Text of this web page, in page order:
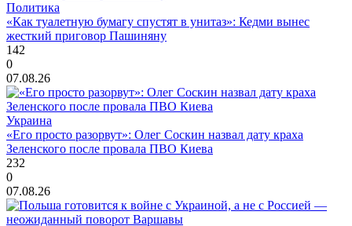
Политика
«Как туалетную бумагу спустят в унитаз»: Кедми вынес
жесткий приговор Пашиняну
142
0
07.08.26
Украина
«Его просто разорвут»: Олег Соскин назвал дату краха
Зеленского после провала ПВО Киева
232
0
07.08.26